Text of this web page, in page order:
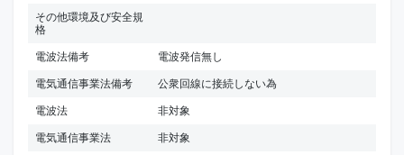
その他環境及び安全規
格
電波法備考
電波発信無し
電気通信事業法備考
公衆回線に接続しない為
電波法
非対象
電気通信事業法
非対象